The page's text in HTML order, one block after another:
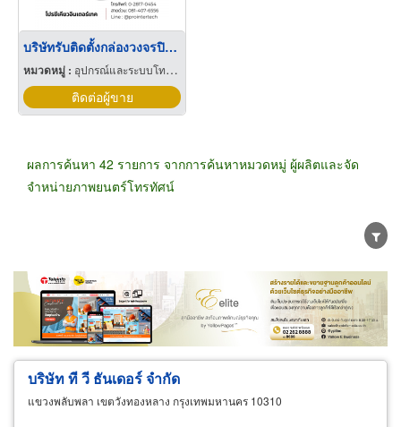
บริษัทรับติดตั้งกล่องวงจรปิดใกล้ฉัน ตัวแทน HIKVIOION กรุงเทพ
หมวดหมู่ : อุปกรณ์และระบบโทรทัศน์วงจรปิด
ติดต่อผู้ขาย
ผลการค้นหา 42 รายการ จากการค้นหาหมวดหมู่ ผู้ผลิตและจัด
จำหน่ายภาพยนตร์โทรทัศน์
ขายส่ง ขายปลีก ผู้ผลิต
ตัวแทนจัดจำหน่าย
ผู้ส่งออก/นำเข้า
ธุรกิจบริการ
บริษัท ที วี ธันเดอร์ จำกัด
แขวงพลับพลา เขตวังทองหลาง กรุงเทพมหานคร 10310